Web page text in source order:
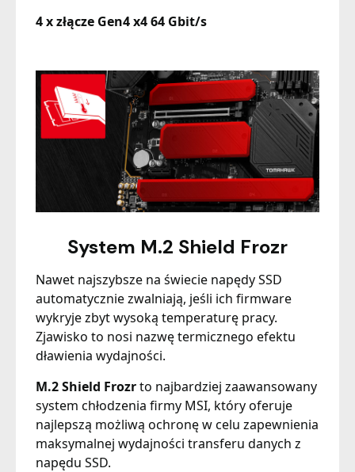
4 x złącze Gen4 x4 64 Gbit/s
System M.2 Shield Frozr
Nawet najszybsze na świecie napędy SSD
automatycznie zwalniają, jeśli ich firmware
wykryje zbyt wysoką temperaturę pracy.
Zjawisko to nosi nazwę termicznego efektu
dławienia wydajności.
M.2 Shield Frozrto najbardziej zaawansowany
system chłodzenia firmy MSI, który oferuje
najlepszą możliwą ochronę w celu zapewnienia
maksymalnej wydajności transferu danych z
napędu SSD.